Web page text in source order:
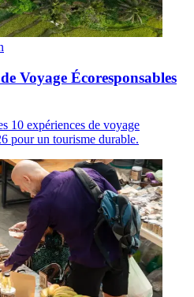
Voyage Écoresponsables
10 expériences de voyage
pour un tourisme durable.